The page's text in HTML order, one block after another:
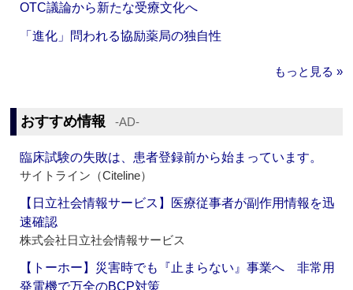
OTC議論から新たな受療文化へ
「進化」問われる協励薬局の独自性
もっと見る »
おすすめ情報 ‐AD‐
臨床試験の失敗は、患者登録前から始まっています。
サイトライン（Citeline）
【日立社会情報サービス】医療従事者が副作用情報を迅
速確認
株式会社日立社会情報サービス
【トーホー】災害時でも『止まらない』事業へ 非常用
発電機で万全のBCP対策